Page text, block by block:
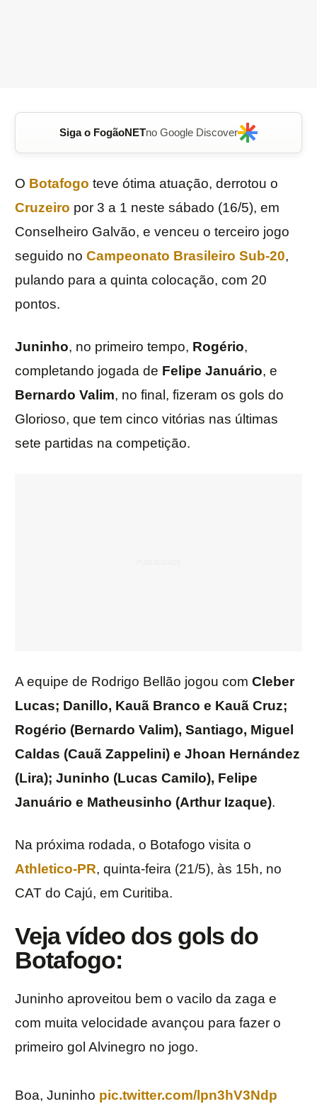
Siga o FogãoNETno Google Discover
O Botafogo teve ótima atuação, derrotou o
Cruzeiro por 3 a 1 neste sábado (16/5), em
Conselheiro Galvão, e venceu o terceiro jogo
seguido no Campeonato Brasileiro Sub-20,
pulando para a quinta colocação, com 20
pontos.
Juninho, no primeiro tempo, Rogério,
completando jogada de Felipe Januário, e
Bernardo Valim, no final, fizeram os gols do
Glorioso, que tem cinco vitórias nas últimas
sete partidas na competição.
A equipe de Rodrigo Bellão jogou com Cleber
Lucas; Danillo, Kauã Branco e Kauã Cruz;
Rogério (Bernardo Valim), Santiago, Miguel
Caldas (Cauã Zappelini) e Jhoan Hernández
(Lira); Juninho (Lucas Camilo), Felipe
Januário e Matheusinho (Arthur Izaque).
Na próxima rodada, o Botafogo visita o
Athletico-PR, quinta-feira (21/5), às 15h, no
CAT do Cajú, em Curitiba.
Veja vídeo dos gols do
Botafogo:
Juninho aproveitou bem o vacilo da zaga e
com muita velocidade avançou para fazer o
primeiro gol Alvinegro no jogo.
Boa, Juninho pic.twitter.com/lpn3hV3Ndp